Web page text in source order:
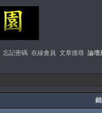
忘記密碼 在線會員 文章搜尋 論壇